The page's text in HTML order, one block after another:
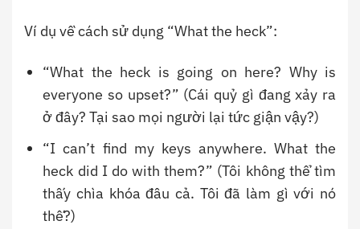
Ví dụ về cách sử dụng “What the heck”:
“What the heck is going on here? Why is
everyone so upset?” (Cái quỷ gì đang xảy ra
ở đây? Tại sao mọi người lại tức giận vậy?)
“I can’t find my keys anywhere. What the
heck did I do with them?” (Tôi không thể tìm
thấy chìa khóa đâu cả. Tôi đã làm gì với nó
thế?)